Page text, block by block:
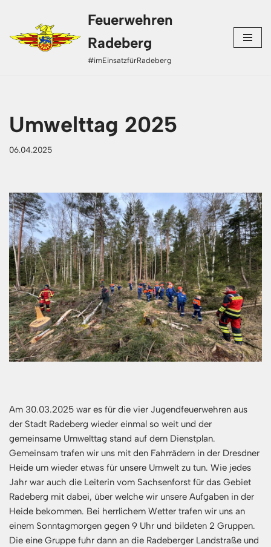
Zum
Inhalt
Feuerwehren
Radeberg
#imEinsatzfürRadeberg
Umwelttag 2025
06.04.2025
Am 30.03.2025 war es für die vier Jugendfeuerwehren aus
der Stadt Radeberg wieder einmal so weit und der
gemeinsame Umwelttag stand auf dem Dienstplan.
Gemeinsam trafen wir uns mit den Fahrrädern in der Dresdner
Heide um wieder etwas für unsere Umwelt zu tun. Wie jedes
Jahr war auch die Leiterin vom Sachsenforst für das Gebiet
Radeberg mit dabei, über welche wir unsere Aufgaben in der
Heide bekommen. Bei herrlichem Wetter trafen wir uns an
einem Sonntagmorgen gegen 9 Uhr und bildeten 2 Gruppen.
Die eine Gruppe fuhr dann an die Radeberger Landstraße und